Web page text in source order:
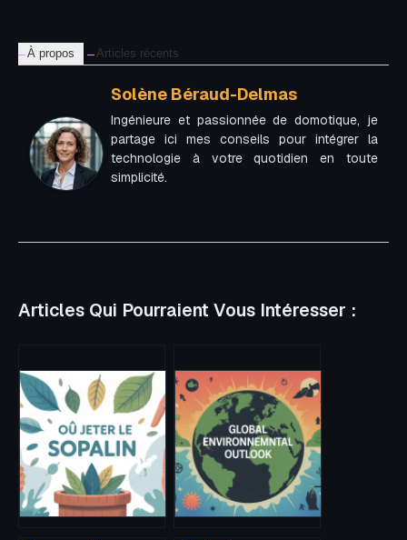
À propos Articles récents
Solène Béraud-Delmas
Ingénieure et passionnée de domotique, je
partage ici mes conseils pour intégrer la
technologie à votre quotidien en toute
simplicité.
Articles Qui Pourraient Vous Intéresser :